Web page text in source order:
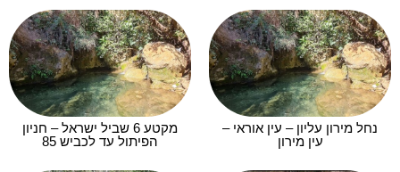
נחל מירון עליון – עין אוראי –
עין מירון
מקטע 6 שביל ישראל – חניון
הפיתול עד לכביש 85